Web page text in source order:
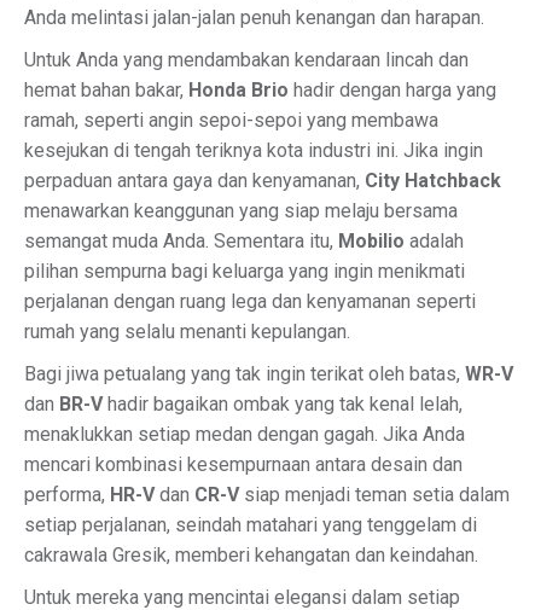
Anda melintasi jalan-jalan penuh kenangan dan harapan.
Untuk Anda yang mendambakan kendaraan lincah dan
hemat bahan bakar, Honda Brio hadir dengan harga yang
ramah, seperti angin sepoi-sepoi yang membawa
kesejukan di tengah teriknya kota industri ini. Jika ingin
perpaduan antara gaya dan kenyamanan, City Hatchback
menawarkan keanggunan yang siap melaju bersama
semangat muda Anda. Sementara itu, Mobilio adalah
pilihan sempurna bagi keluarga yang ingin menikmati
perjalanan dengan ruang lega dan kenyamanan seperti
rumah yang selalu menanti kepulangan.
Bagi jiwa petualang yang tak ingin terikat oleh batas, WR-V
dan BR-Vhadir bagaikan ombak yang tak kenal lelah,
menaklukkan setiap medan dengan gagah. Jika Anda
mencari kombinasi kesempurnaan antara desain dan
performa, HR-Vdan CR-Vsiap menjadi teman setia dalam
setiap perjalanan, seindah matahari yang tenggelam di
cakrawala Gresik, memberi kehangatan dan keindahan.
Untuk mereka yang mencintai elegansi dalam setiap